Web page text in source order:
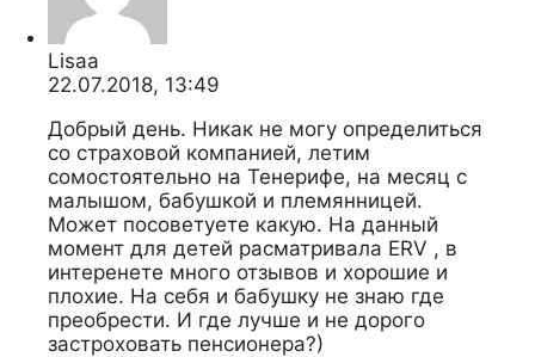
Lisaa
22.07.2018, 13:49
Добрый день. Никак не могу определиться
со страховой компанией, летим
сомостоятельно на Тенерифе, на месяц с
малышом, бабушкой и племянницей.
Может посоветуете какую. На данный
момент для детей расматривала ERV , в
интеренете много отзывов и хорошие и
плохие. На себя и бабушку не знаю где
преобрести. И где лучше и не дорого
застроховать пенсионера?)